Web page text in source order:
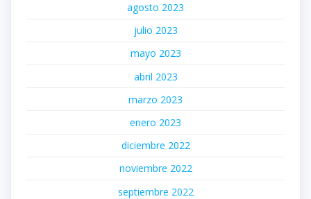
agosto 2023
julio 2023
mayo 2023
abril 2023
marzo 2023
enero 2023
diciembre 2022
noviembre 2022
septiembre 2022